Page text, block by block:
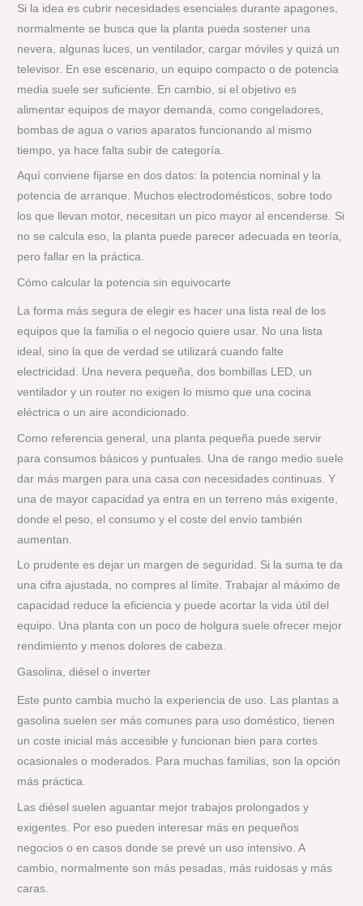
Si la idea es cubrir necesidades esenciales durante apagones,
normalmente se busca que la planta pueda sostener una
nevera, algunas luces, un ventilador, cargar móviles y quizá un
televisor. En ese escenario, un equipo compacto o de potencia
media suele ser suficiente. En cambio, si el objetivo es
alimentar equipos de mayor demanda, como congeladores,
bombas de agua o varios aparatos funcionando al mismo
tiempo, ya hace falta subir de categoría.
Aquí conviene fijarse en dos datos: la potencia nominal y la
potencia de arranque. Muchos electrodomésticos, sobre todo
los que llevan motor, necesitan un pico mayor al encenderse. Si
no se calcula eso, la planta puede parecer adecuada en teoría,
pero fallar en la práctica.
Cómo calcular la potencia sin equivocarte
La forma más segura de elegir es hacer una lista real de los
equipos que la familia o el negocio quiere usar. No una lista
ideal, sino la que de verdad se utilizará cuando falte
electricidad. Una nevera pequeña, dos bombillas LED, un
ventilador y un router no exigen lo mismo que una cocina
eléctrica o un aire acondicionado.
Como referencia general, una planta pequeña puede servir
para consumos básicos y puntuales. Una de rango medio suele
dar más margen para una casa con necesidades continuas. Y
una de mayor capacidad ya entra en un terreno más exigente,
donde el peso, el consumo y el coste del envío también
aumentan.
Lo prudente es dejar un margen de seguridad. Si la suma te da
una cifra ajustada, no compres al límite. Trabajar al máximo de
capacidad reduce la eficiencia y puede acortar la vida útil del
equipo. Una planta con un poco de holgura suele ofrecer mejor
rendimiento y menos dolores de cabeza.
Gasolina, diésel o inverter
Este punto cambia mucho la experiencia de uso. Las plantas a
gasolina suelen ser más comunes para uso doméstico, tienen
un coste inicial más accesible y funcionan bien para cortes
ocasionales o moderados. Para muchas familias, son la opción
más práctica.
Las diésel suelen aguantar mejor trabajos prolongados y
exigentes. Por eso pueden interesar más en pequeños
negocios o en casos donde se prevé un uso intensivo. A
cambio, normalmente son más pesadas, más ruidosas y más
caras.